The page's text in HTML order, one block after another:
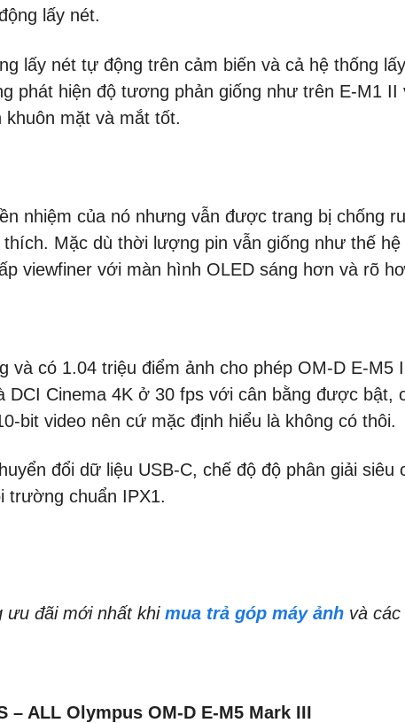
lấy nét.
lấy nét tự động trên cảm biến và cả hệ thống
phát hiện độ tương phản giống như trên E-M1
mặt và mắt tốt.
nhiệm của nó nhưng vẫn được trang bị chống
Mặc dù thời lượng pin vẫn giống như thế
viewfiner với màn hình OLED sáng hơn và rõ
có 1.04 triệu điểm ảnh cho phép OM-D E-
DCI Cinema 4K ở 30 fps với cân bằng được bật,
bit video nên cứ mặc định hiểu là không có thôi.
đổi dữ liệu USB-C, chế độ độ phân giải siêu
trường chuẩn IPX1.
ưu đãi mới nhất khi mua trả góp máy ảnh và các
– ALL Olympus OM-D E-M5 Mark III